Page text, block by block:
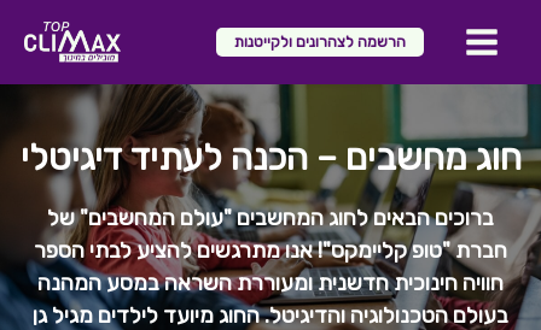
לתוכן
Menu
הרשמה לצהרונים ולקייטנות
חוג מחשבים – הכנה לעתיד דיגיטלי
ברוכים הבאים לחוג המחשבים "עולם המחשבים" של
חברת "טופ קליימקס"! אנו מתרגשים להציע לבתי הספר
חוויה חינוכית חדשנית ומעוררת השראה במסע המהנה
בעולם הטכנולוגיה והדיגיטל. החוג מיועד לילדים מגיל גן